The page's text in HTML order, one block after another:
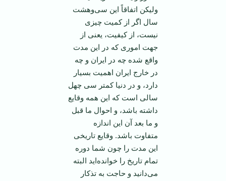
ولیکن اتفاقاً این سی‌وهشت
سال اگر از کمیت چیزی
نیست، از کیفیت، یعنی از
جهت اموری که در این مدت
واقع شده چه در ایران و چه
در خارج ایران اهمیت بسیار
دارد، و در دنیا کمتر سی چهل
سالی است که این همه وقایع
داشته باشد، و احوال ما قبل
و ما بعد آن این اندازه
متفاوت باشد. وقایع تاریخی
این مدت را چون شما دوره
تمام تاریخ را خوانده‌اید البته
می‌دانید و حاجت به تذکار